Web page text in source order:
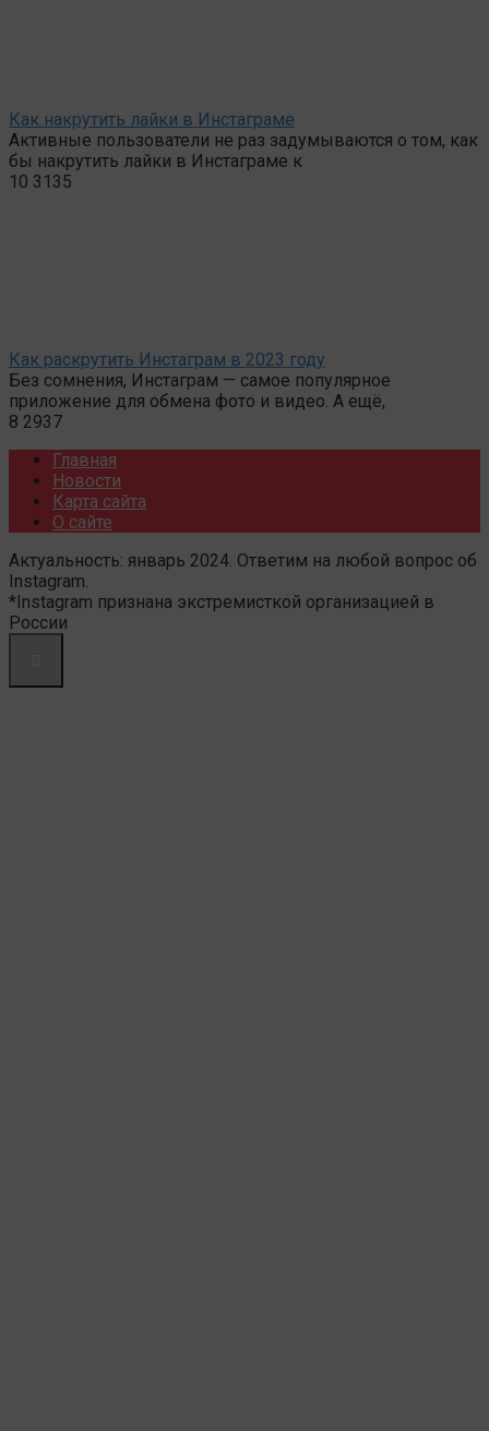
Как накрутить лайки в Инстаграме
Активные пользователи не раз задумываются о том, как
бы накрутить лайки в Инстаграме к
10 3135
Как раскрутить Инстаграм в 2023 году
Без сомнения, Инстаграм — самое популярное
приложение для обмена фото и видео. А ещё,
8 2937
Главная
Новости
Карта сайта
О сайте
Актуальность: январь 2024. Ответим на любой вопрос об
Instagram.
*Instagram признана экстремисткой организацией в
России